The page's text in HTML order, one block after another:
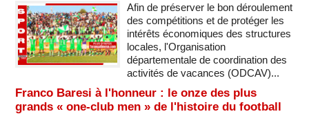
Afin de préserver le bon déroulement
des compétitions et de protéger les
intérêts économiques des structures
locales, l'Organisation
départementale de coordination des
activités de vacances (ODCAV)...
Franco Baresi à l'honneur : le onze des plus
grands « one-club men » de l'histoire du football